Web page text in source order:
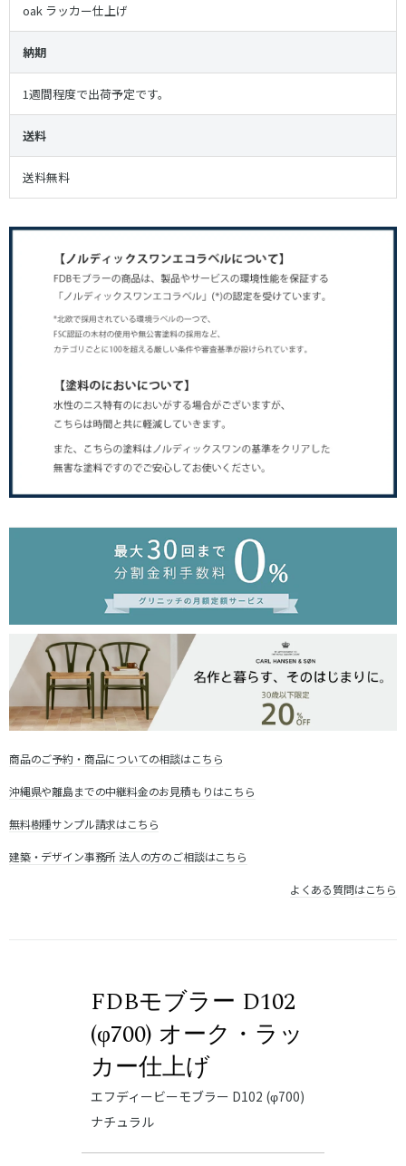
oak ラッカー仕上げ
納期
1週間程度で出荷予定です。
送料
送料無料
商品のご予約・商品についての相談はこちら
沖縄県や離島までの中継料金のお見積もりはこちら
無料樹種サンプル請求はこちら
建築・デザイン事務所 法人の方のご相談はこちら
よくある質問はこちら
FDBモブラー D102
(φ700) オーク・ラッ
カー仕上げ
エフディービーモブラー D102 (φ700)
ナチュラル